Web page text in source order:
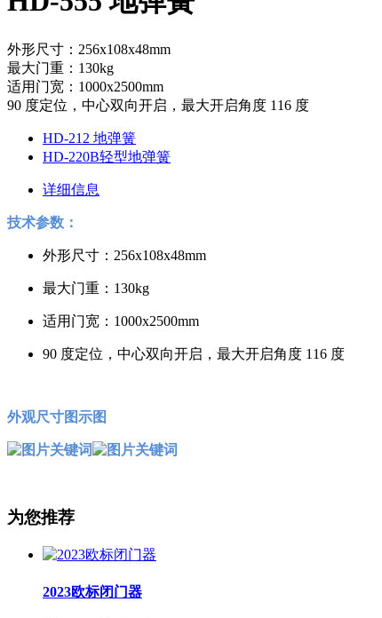
外形尺寸：256x108x48mm
最大门重：130kg
适用门宽：1000x2500mm
90 度定位，中心双向开启，最大开启角度 116 度
HD-212 地弹簧
HD-220B轻型地弹簧
详细信息
技术参数：
外形尺寸：256x108x48mm
最大门重：130kg
适用门宽：1000x2500mm
90 度定位，中心双向开启，最大开启角度 116 度
外观尺寸图示图
为您推荐
2023欧标闭门器